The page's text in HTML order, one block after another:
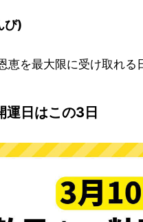
び)
恵を最大限に受け取れる
日はこの3日